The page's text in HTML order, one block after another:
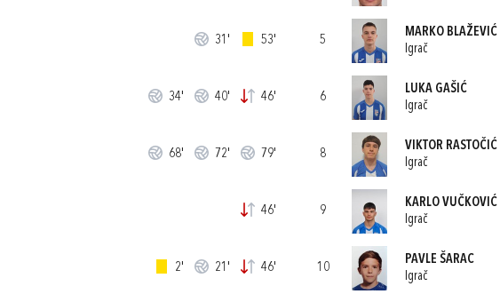
31' 53'
34' 40' 46'
68' 72' 79'
46'
2' 21' 46'
5
MARKO BLAŽEVIĆ
Igrač
6
LUKA GAŠIĆ
Igrač
8
VIKTOR RASTOČIĆ
Igrač
9
KARLO VUČKOVIĆ
Igrač
10
PAVLE ŠARAC
Igrač